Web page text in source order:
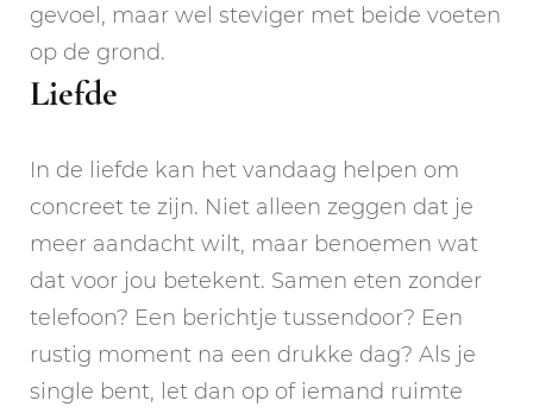
gevoel, maar wel steviger met beide voeten
op de grond.
Liefde
In de liefde kan het vandaag helpen om
concreet te zijn. Niet alleen zeggen dat je
meer aandacht wilt, maar benoemen wat
dat voor jou betekent. Samen eten zonder
telefoon? Een berichtje tussendoor? Een
rustig moment na een drukke dag? Als je
single bent, let dan op of iemand ruimte